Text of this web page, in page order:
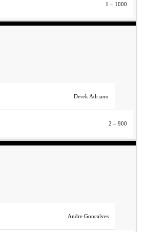
1 – 1000
Derek Adriano
2 – 900
Andre Goncalves